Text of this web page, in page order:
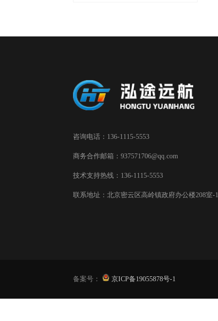
咨询电话：136-1115-5553
商务合作邮箱：937571706@qq.com
技术支持热线：136-1115-5553
联系地址：北京密云区高岭镇政府办公楼208室-
备案号： 京ICP备19055878号-1